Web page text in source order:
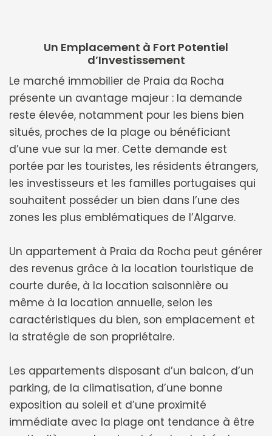
Un Emplacement à Fort Potentiel
d’Investissement
Le marché immobilier de Praia da Rocha
présente un avantage majeur : la demande
reste élevée, notamment pour les biens bien
situés, proches de la plage ou bénéficiant
d’une vue sur la mer. Cette demande est
portée par les touristes, les résidents étrangers,
les investisseurs et les familles portugaises qui
souhaitent posséder un bien dans l’une des
zones les plus emblématiques de l’Algarve.
Un appartement à Praia da Rocha peut générer
des revenus grâce à la location touristique de
courte durée, à la location saisonnière ou
même à la location annuelle, selon les
caractéristiques du bien, son emplacement et
la stratégie de son propriétaire.
Les appartements disposant d’un balcon, d’un
parking, de la climatisation, d’une bonne
exposition au soleil et d’une proximité
immédiate avec la plage ont tendance à être